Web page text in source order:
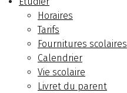
Horaires
Tarifs
Fournitures scolaires
Calendrier
Vie scolaire
Livret du parent